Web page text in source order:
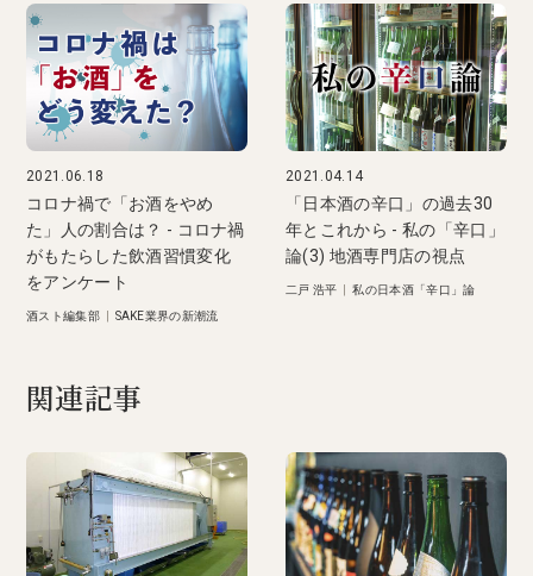
2021.06.18
コロナ禍で「お酒をやめ
た」人の割合は？ - コロナ禍
がもたらした飲酒習慣変化
をアンケート
酒スト編集部| SAKE業界の新潮流
2021.04.14
「日本酒の辛口」の過去30
年とこれから - 私の「辛口」
論(3) 地酒専門店の視点
二戸 浩平 |私の日本酒「辛口」論
関連記事